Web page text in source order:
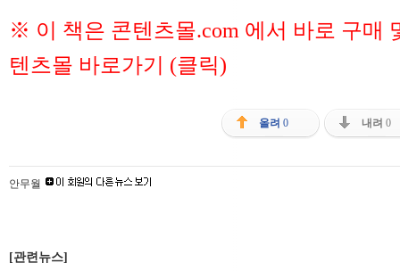
※ 이 책은 콘텐츠몰.com 에서 바로 구매
텐츠몰 바로가기 (클릭)
올려 0 내려 0
안무월
[관련뉴스]